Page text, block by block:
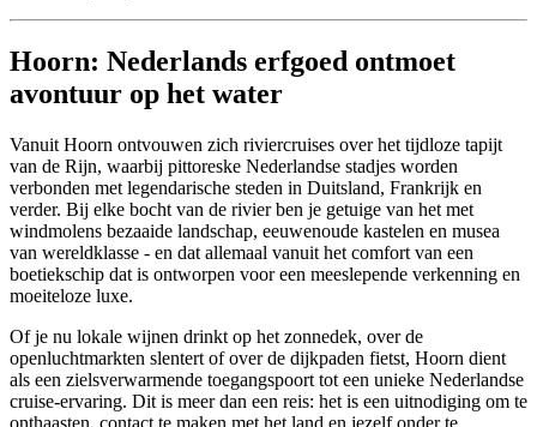
Hoorn: Nederlands erfgoed ontmoet
avontuur op het water
Vanuit Hoorn ontvouwen zich riviercruises over het tijdloze tapijt
van de Rijn, waarbij pittoreske Nederlandse stadjes worden
verbonden met legendarische steden in Duitsland, Frankrijk en
verder. Bij elke bocht van de rivier ben je getuige van het met
windmolens bezaaide landschap, eeuwenoude kastelen en musea
van wereldklasse - en dat allemaal vanuit het comfort van een
boetiekschip dat is ontworpen voor een meeslepende verkenning en
moeiteloze luxe.
Of je nu lokale wijnen drinkt op het zonnedek, over de
openluchtmarkten slentert of over de dijkpaden fietst, Hoorn dient
als een zielsverwarmende toegangspoort tot een unieke Nederlandse
cruise-ervaring. Dit is meer dan een reis: het is een uitnodiging om te
onthaasten, contact te maken met het land en jezelf onder te